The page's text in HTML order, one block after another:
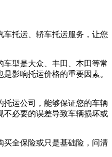
托运、轿车托运服务，让您
型是大众、丰田、本田等常
影响托运价格的重要因素。
运公司，能够保证您的车辆
不必要的误差导致车辆损坏或
买全保险或只是基础险，问清